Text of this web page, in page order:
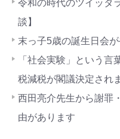
令和の時代のツイッタ
談】
末っ子5歳の誕生日会
「社会実験」という
税減税が閣議決定され
西田亮介先生から謝罪
由があります